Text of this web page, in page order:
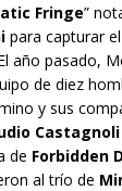
Fringe”
para capturar el
año pasado,
de diez
y sus
Castagnoli
de Forbidden
al trío de